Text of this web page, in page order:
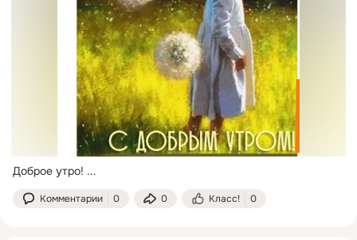
Доброе утро! ...
Комментарии 0 0 Класс! 0